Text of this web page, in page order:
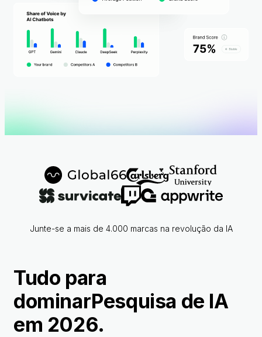
Junte-se a mais de 4.000 marcas na revolução da IA
Tudo para
dominarPesquisa de IA
em 2026.